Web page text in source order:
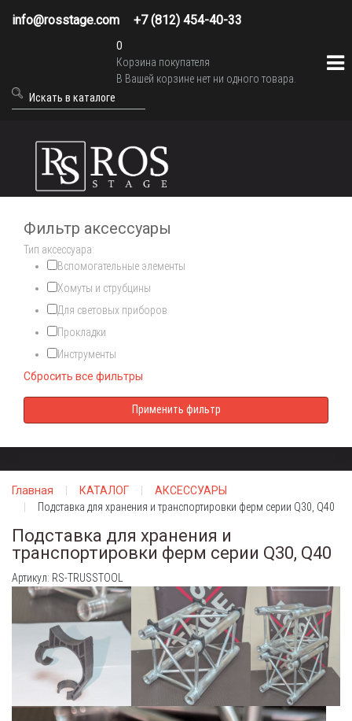
info@rosstage.com +7 (812) 454-40-33
0
Корзина покупателя
В Вашей корзине нет ни одного товара.
Фильтр аксессуары
Тип аксессуара:
Вспомогательные элементы
Хомуты и струбцины
Для световых приборов
Прокладки
Инструменты
Сбросить все фильтры
Главная КАТАЛОГ
АКСЕССУАРЫ
Подставка для хранения и транспортировки ферм серии Q30, Q40
Подставка для хранения и
транспортировки ферм серии Q30, Q40
Артикул: RS-TRUSSTOOL